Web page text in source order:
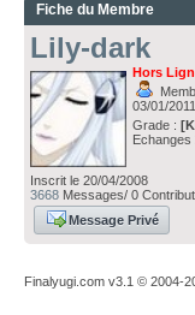
Fiche du Membre
Lily-dark
Hors
03/01/2011
Grade :
Echanges
Inscrit le 20/04/2008
3668 Messages/ 0
Message Privé
Finalyugi.com v3.1 © 2004-